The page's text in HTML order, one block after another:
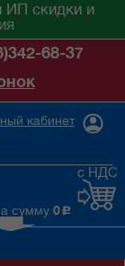
ИП скидки и
68-37
кабинет
сумму 0 c
с НДС